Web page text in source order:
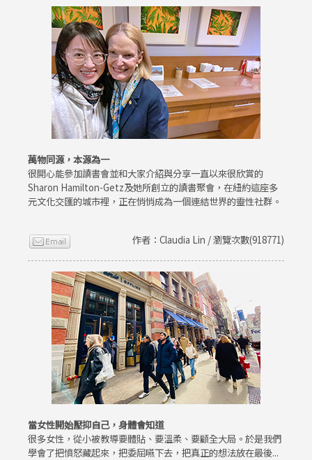
萬物同源，本源為一
很開心能參加讀書會並和大家介紹與分享一直以來很欣賞的
Sharon Hamilton-Getz及她所創立的讀書聚會，在紐約這座多
元文化交匯的城市裡，正在悄悄成為一個連結世界的靈性社群。
作者：Claudia Lin / 瀏覽次數(918771)
當女性開始壓抑自己，身體會知道
很多女性，從小被教導要體貼、要溫柔、要顧全大局。於是我們
學會了把憤怒藏起來，把委屈嚥下去，把真正的想法放在最後...